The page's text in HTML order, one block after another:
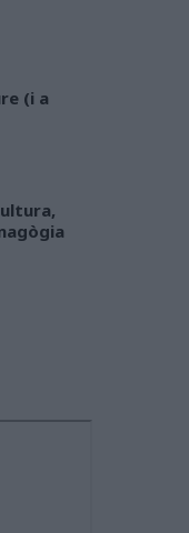
(i a